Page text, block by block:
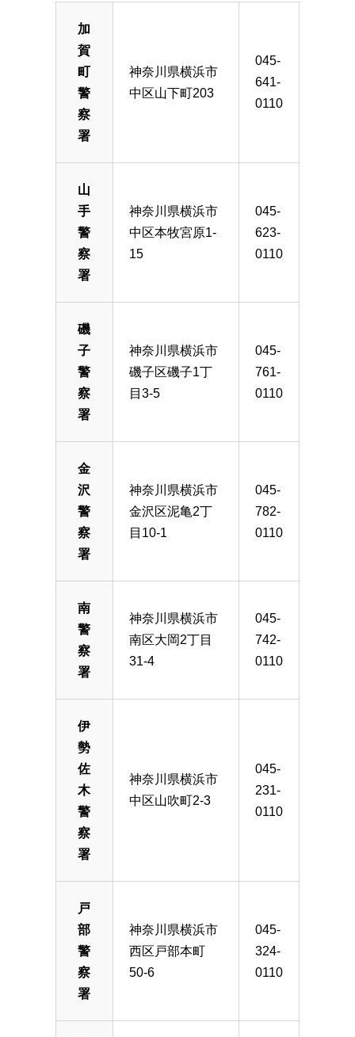
加
賀
町
警
察
署
神奈川県横浜市
中区山下町203
045-
641-
0110
山
手
警
察
署
神奈川県横浜市
中区本牧宮原1-
15
045-
623-
0110
磯
子
警
察
署
神奈川県横浜市
磯子区磯子1丁
目3-5
045-
761-
0110
金
沢
警
察
署
神奈川県横浜市
金沢区泥亀2丁
目10-1
045-
782-
0110
南
警
察
署
神奈川県横浜市
南区大岡2丁目
31-4
045-
742-
0110
伊
勢
佐
木
警
察
署
神奈川県横浜市
中区山吹町2-3
045-
231-
0110
戸
部
警
察
署
神奈川県横浜市
西区戸部本町
50-6
045-
324-
0110